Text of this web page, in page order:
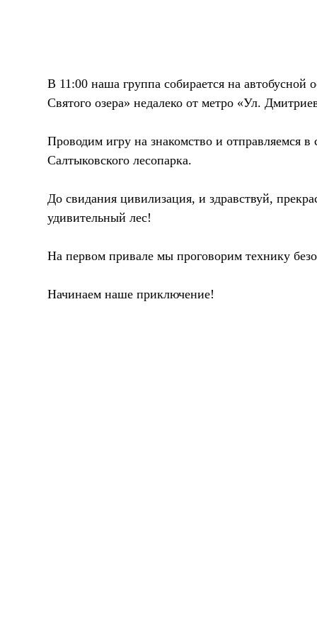
В 11:00 наша группа собирается на автобусной
Святого озера» недалеко от метро «Ул.
Проводим игру на знакомство и отправляемся в
Салтыковского лесопарка.
До свидания цивилизация, и здравствуй,
удивительный лес!
На первом привале мы проговорим технику
Начинаем наше приключение!